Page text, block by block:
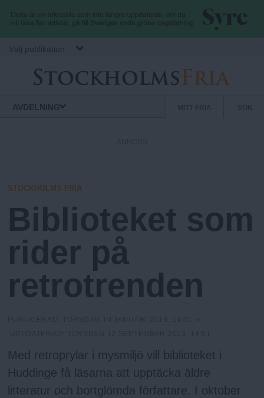
Hoppa till huvudinnehåll
Välj publikation
S
o
c
k
h
o
l
m
AVDELNING
r
m
y
STOCKHOLMS FRIA
Biblioteket som
rider på
retrotrenden
Med retroprylar i mysmiljö vill biblioteket i
Huddinge få läsarna att upptäcka äldre
litteratur och bortglömda författare. I oktober